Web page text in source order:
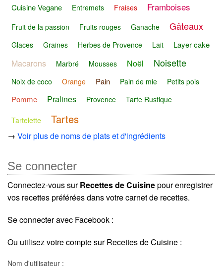
Cuisine Vegane Entremets Fraises Framboises
Fruit de la passion Fruits rouges Ganache Gâteaux
Glaces Graines Herbes de Provence Lait Layer cake
Macarons Marbré Mousses Noël Noisette
Noix de coco Orange Pain Pain de mie Petits pois
Pomme Pralines Provence Tarte Rustique
Tartelette Tartes
→ Voir plus de noms de plats et d'ingrédients
Se connecter
Connectez-vous surRecettes de Cuisinepour enregistrer
vos recettes préférées dans votre carnet de recettes.
Se connecter avec Facebook :
Ou utilisez votre compte sur Recettes de Cuisine :
Nom d'utilisateur :